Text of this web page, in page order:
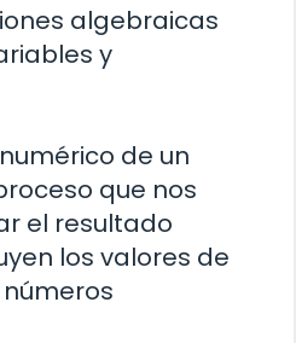
algebraicas
y
de un
que nos
el resultado
los valores de